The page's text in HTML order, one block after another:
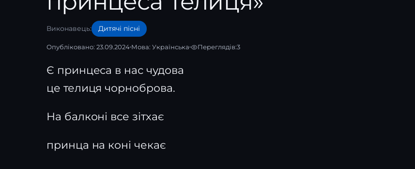
Виконавець: Дитячі пісні
Опубліковано: 23.09.2024 Мова: Українська Переглядів:3
Є принцеса в нас чудова
це телиця чорноброва.
На балконі все зітхає
принца на коні чекає